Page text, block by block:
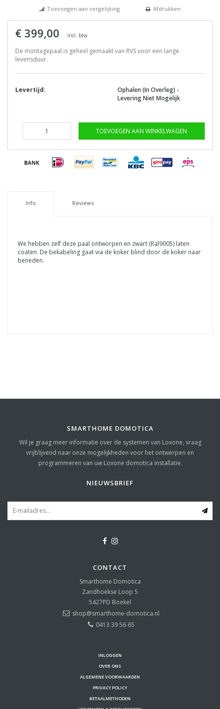
Toevoegen aan vergelijking
Afdrukken
€ 399,00 Incl. btw
De montagepaal is geheel gemaakt van RVS voor een lange
levensduur.
Levertijd:
Ophalen (In Overleg) -
Levering Niet Mogelijk
TOEVOEGEN AAN WINKELWAGEN
Info Reviews
We hebben zelf deze paal ontworpen en zwart (Ral9005) laten
coaten. De bekabeling gaat via de koker blind door de koker naar
beneden.
SMARTHOME DOMOTICA
Wil je graag meer informatie over de systemen van Loxone, vraag
vrijblijvend naar onze mogelijkheden voor het ontwerpen en
programmeren van uw Loxone domotica installatie.
NIEUWSBRIEF
CONTACT
Smarthome Domotica
Zandhoekse Loop 5
5427PD Boekel
shop@smarthome-domotica.nl
0413 39 56 65
INLOGGEN
OVER ONS
ALGEMENE VOORWAARDEN
PRIVACY POLICY
BETAALMETHODEN